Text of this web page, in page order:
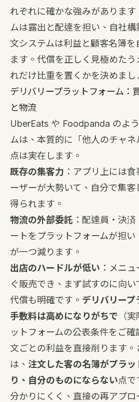
れぞれに確かな強みがありま
ムは露出と配達を担い、自社
文システムは利益と顧客名簿を
ます。代償を正しく見極めた
れだけ比重を置くかを決めまし
デリバリープラットフォーム：
と物流
UberEats や Foodpanda のよ
ムは、本質的に「他人のチャネ
点は実在します。
既存の集客力 ：アプリ上には
ーザーが大勢いて、自分で集客
得られます。
物流の外部委託 ：配達員・決
ートをプラットフォームが担い
が一つ減ります。
出店のハードルが低い ：メニ
ぐ販売でき、まず試すのに向い
代償も明確です。 デリバリープ
手数料は高めになりがちで （
ットフォームの公表条件をご
文ごとの利益を直接削ります。
は、 注文した客の名簿がプラ
り、自分のものにならない点で
分かりにくく、直接の再アプロ